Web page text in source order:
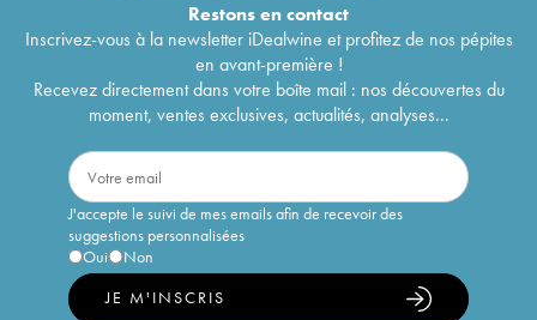
Restons encontact
Inscrivez-vous à la newsletter iDealwine et profitez de nos pépites
en avant-première !
Recevez directement dans votre boîte mail : nos découvertes du
moment, ventes exclusives, actualités, analyses...
J'accepte le suivi de mes emails afin de recevoir des
suggestions personnalisées
Oui
Non
JE M'INSCRIS